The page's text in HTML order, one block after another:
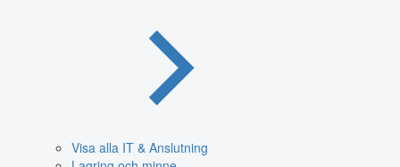
Visa alla IT & Anslutning